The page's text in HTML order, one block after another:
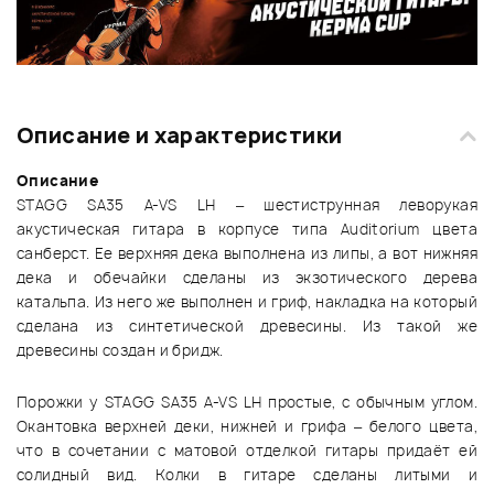
Описание и характеристики
Описание
STAGG SA35 A-VS LH – шестиструнная леворукая
акустическая гитара в корпусе типа Auditorium цвета
санберст. Ее верхняя дека выполнена из липы, а вот нижняя
дека и обечайки сделаны из экзотического дерева
катальпа. Из него же выполнен и гриф, накладка на который
сделана из синтетической древесины. Из такой же
древесины создан и бридж.
Порожки у STAGG SA35 A-VS LH простые, с обычным углом.
Окантовка верхней деки, нижней и грифа – белого цвета,
что в сочетании с матовой отделкой гитары придаёт ей
солидный вид. Колки в гитаре сделаны литыми и